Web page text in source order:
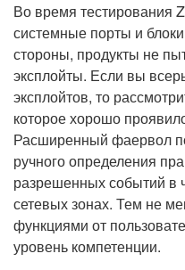
Во время тестирования
системные порты и
стороны, продукты не
эксплойты. Если вы
эксплойтов, то
которое хорошо
Расширенный фаервол
ручного определения
разрешенных событий в
сетевых зонах. Тем не
функциями от
уровень компетенции.